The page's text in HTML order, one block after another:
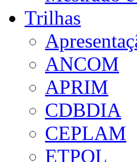
Trilhas
ANCOM
APRIM
CDBDIA
CEPLAM
ETPOL